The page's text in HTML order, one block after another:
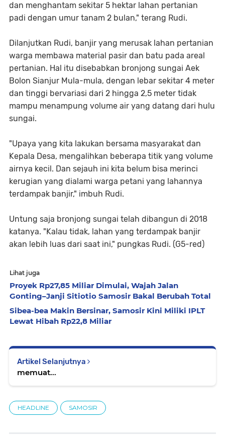
dan menghantam sekitar 5 hektar lahan pertanian
padi dengan umur tanam 2 bulan," terang Rudi.
Dilanjutkan Rudi, banjir yang merusak lahan pertanian
warga membawa material pasir dan batu pada areal
pertanian. Hal itu disebabkan bronjong sungai Aek
Bolon Sianjur Mula-mula, dengan lebar sekitar 4 meter
dan tinggi bervariasi dari 2 hingga 2,5 meter tidak
mampu menampung volume air yang datang dari hulu
sungai.
"Upaya yang kita lakukan bersama masyarakat dan
Kepala Desa, mengalihkan beberapa titik yang volume
airnya kecil. Dan sejauh ini kita belum bisa merinci
kerugian yang dialami warga petani yang lahannya
terdampak banjir," imbuh Rudi.
Untung saja bronjong sungai telah dibangun di 2018
katanya. "Kalau tidak, lahan yang terdampak banjir
akan lebih luas dari saat ini," pungkas Rudi. (G5-red)
Lihat juga
Proyek Rp27,85 Miliar Dimulai, Wajah Jalan
Gonting–Janji Sitiotio Samosir Bakal Berubah Total
Sibea-bea Makin Bersinar, Samosir Kini Miliki IPLT
Lewat Hibah Rp22,8 Miliar
Artikel Selanjutnya
memuat...
HEADLINE SAMOSIR